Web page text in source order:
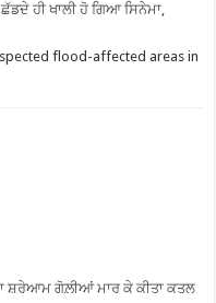
ਹੀ ਖਾਲੀ ਹੋ ਗਿਆ ਸਿਨੇਮਾ,
flood-affected areas in
ਸ਼ਰੇਆਮ ਗੋਲ਼ੀਆਂ ਮਾਰ ਕੇ ਕੀਤਾ ਕਤਲ